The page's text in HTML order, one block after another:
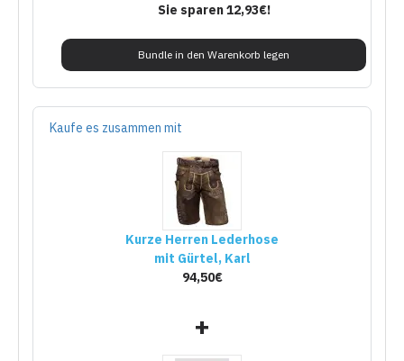
Sie sparen 12,93€!
Bundle in den Warenkorb legen
Kaufe es zusammen mit
Kurze Herren Lederhose
mit Gürtel, Karl
94,50€
+